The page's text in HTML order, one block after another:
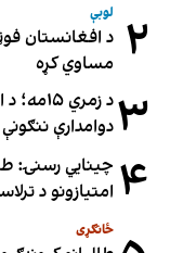
۲ لوبې
مساوي کړه
۳
د زمري
دوامدارې ننګونې
۴ چینایي رسنۍ:
امتیازونو د
ځانګړی